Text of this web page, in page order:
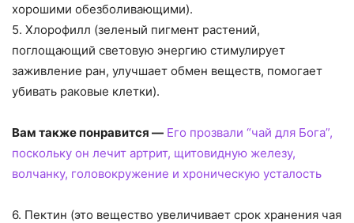
хорошими обезболивающими).
5. Хлорофилл (зеленый пигмент растений,
поглощающий световую энергию стимулирует
заживление ран, улучшает обмен веществ, помогает
убивать раковые клетки).
Вам также понравится — Его прозвали “чай для Бога”,
поскольку он лечит артрит, щитовидную железу,
волчанку, головокружение и хроническую усталость
6. Пектин (это вещество увеличивает срок хранения чая